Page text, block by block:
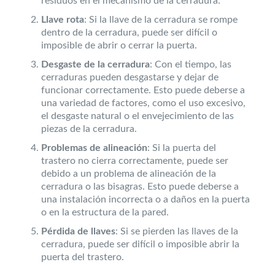
Llave rota: Si la llave de la cerradura se rompe
dentro de la cerradura, puede ser difícil o
imposible de abrir o cerrar la puerta.
Desgaste de la cerradura: Con el tiempo, las
cerraduras pueden desgastarse y dejar de
funcionar correctamente. Esto puede deberse a
una variedad de factores, como el uso excesivo,
el desgaste natural o el envejecimiento de las
piezas de la cerradura.
Problemas de alineación: Si la puerta del
trastero no cierra correctamente, puede ser
debido a un problema de alineación de la
cerradura o las bisagras. Esto puede deberse a
una instalación incorrecta o a daños en la puerta
o en la estructura de la pared.
Pérdida de llaves: Si se pierden las llaves de la
cerradura, puede ser difícil o imposible abrir la
puerta del trastero.